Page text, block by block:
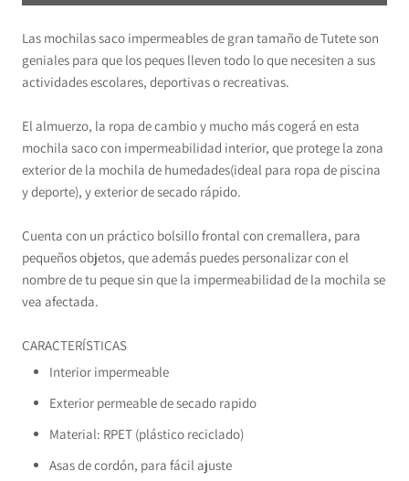
Las mochilas saco impermeables de gran tamaño deTutete son
geniales para que los peques lleven todo lo que necesiten a sus
actividades escolares, deportivas o recreativas.
El almuerzo, la ropa de cambio y mucho más cogerá en esta
mochila saco con impermeabilidad interior, que protege la zona
exterior de la mochila de humedades(ideal para ropa de piscina
y deporte), y exterior de secado rápido.
Cuenta con un práctico bolsillo frontal con cremallera, para
pequeños objetos, que además puedes personalizar con el
nombre de tu peque sin que la impermeabilidad de la mochila se
vea afectada.
CARACTERÍSTICAS
Interior impermeable
Exterior permeablede secado rapido
Material: RPET (plástico reciclado)
Asas de cordón, para fácil ajuste